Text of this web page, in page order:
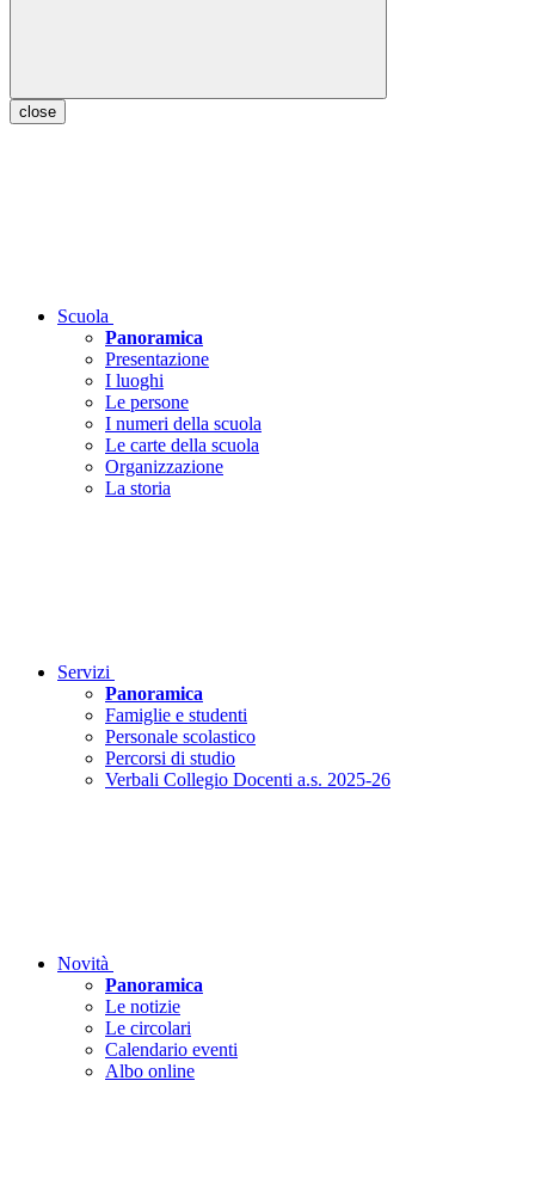
close
Scuola
Panoramica
Presentazione
I luoghi
Le persone
I numeri della scuola
Le carte della scuola
Organizzazione
La storia
Servizi
Panoramica
Famiglie e studenti
Personale scolastico
Percorsi di studio
Verbali Collegio Docenti a.s. 2025-26
Novità
Panoramica
Le notizie
Le circolari
Calendario eventi
Albo online